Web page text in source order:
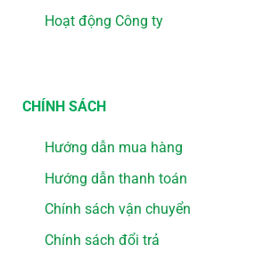
Hoạt động Công ty
CHÍNH SÁCH
Hướng dẫn mua hàng
Hướng dẫn thanh toán
Chính sách vận chuyển
Chính sách đổi trả